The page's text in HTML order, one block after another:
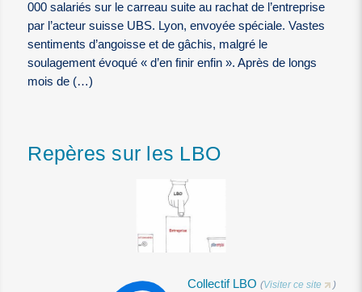
000 salariés sur le carreau suite au rachat de l’entreprise
par l’acteur suisse UBS. Lyon, envoyée spéciale. Vastes
sentiments d’angoisse et de gâchis, malgré le
soulagement évoqué « d’en finir enfin ». Après de longs
mois de (…)
Repères sur les LBO
Collectif LBO (Visiter ce site )